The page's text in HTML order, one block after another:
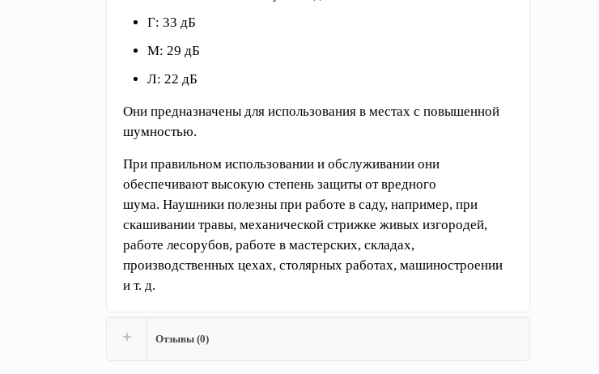
Г: 33 дБ
М: 29 дБ
Л: 22 дБ
Они предназначены для использования в местах с повышенной
шумностью.
При правильном использовании и обслуживании они
обеспечивают высокую степень защиты от вредного
шума. Наушники полезны при работе в саду, например, при
скашивании травы, механической стрижке живых изгородей,
работе лесорубов, работе в мастерских, складах,
производственных цехах, столярных работах, машиностроении
и т. д.
Отзывы (0)